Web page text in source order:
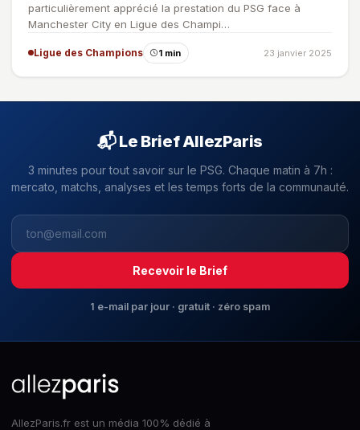
particulièrement apprécié la prestation du PSG face à
Manchester City en Ligue des Champi…
Ligue des Champions 1 min 23 janvier 2025
📬 Le Brief AllezParis
3 minutes pour tout savoir sur le PSG. Chaque matin à 7h :
mercato, matchs, analyses et les temps forts de la communauté.
Recevoir le Brief
1 e-mail par jour · gratuit · zéro spam
AllezParis.fr est un média 100% dédié à